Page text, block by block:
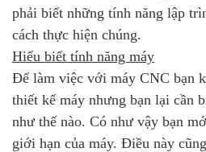
phải biết những tính năng lập
cách thực hiện chúng.
Hiểu biết tính năng máy
Để làm việc với máy CNC bạn
thiết kế máy nhưng bạn lại cần
như thế nào. Có như vậy bạn
giới hạn của máy. Điều này